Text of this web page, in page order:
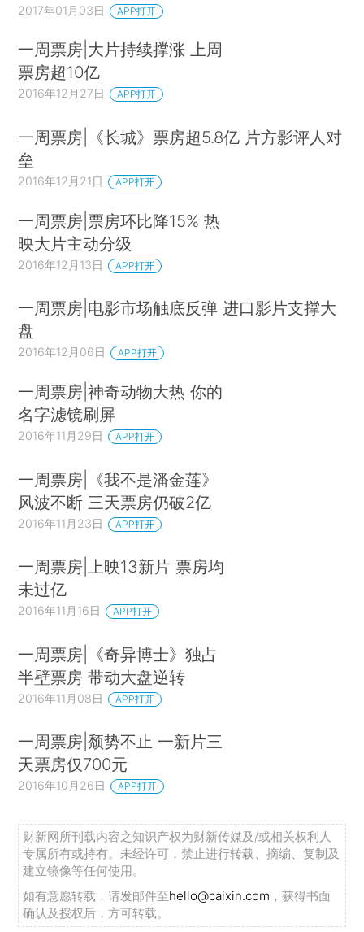
2017年01月03日 APP打开
一周票房|大片持续撑涨 上周
票房超10亿
2016年12月27日 APP打开
一周票房|《长城》票房超5.8亿 片方影评人对
垒
2016年12月21日 APP打开
一周票房|票房环比降15% 热
映大片主动分级
2016年12月13日 APP打开
一周票房|电影市场触底反弹 进口影片支撑大
盘
2016年12月06日 APP打开
一周票房|神奇动物大热 你的
名字滤镜刷屏
2016年11月29日 APP打开
一周票房|《我不是潘金莲》
风波不断 三天票房仍破2亿
2016年11月23日 APP打开
一周票房|上映13新片 票房均
未过亿
2016年11月16日 APP打开
一周票房|《奇异博士》独占
半壁票房 带动大盘逆转
2016年11月08日 APP打开
一周票房|颓势不止 一新片三
天票房仅700元
2016年10月26日 APP打开
财新网所刊载内容之知识产权为财新传媒及/或相关权利人
专属所有或持有。未经许可，禁止进行转载、摘编、复制及
建立镜像等任何使用。
如有意愿转载，请发邮件至hello@caixin.com ，获得书面
确认及授权后，方可转载。